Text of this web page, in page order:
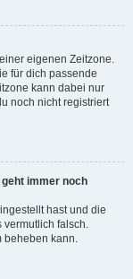
eigenen Zeitzone.
für dich passende
kann dabei nur
noch nicht registriert
geht immer noch
hast und die
vermutlich falsch.
beheben kann.